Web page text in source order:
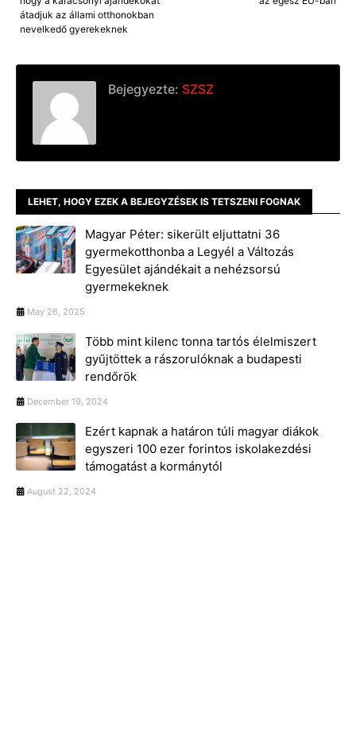
átadjuk az állami otthonokban
nevelkedő gyerekeknek
Bejegyezte: SZSZ
LEHET, HOGY EZEK A BEJEGYZÉSEK IS TETSZENI FOGNAK
Magyar Péter: sikerült eljuttatni 36
gyermekotthonba a Legyél a Változás
Egyesület ajándékait a nehézsorsú
gyermekeknek
May 26, 2025
Több mint kilenc tonna tartós élelmiszert
gyűjtöttek a rászorulóknak a budapesti
rendőrök
December 19, 2024
Ezért kapnak a határon túli magyar diákok
egyszeri 100 ezer forintos iskolakezdési
támogatást a kormánytól
August 22, 2024